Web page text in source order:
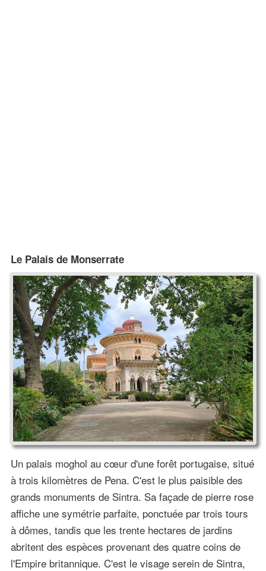
Le Palais de Monserrate
Un palais moghol au cœur d'une forêt portugaise, situé
à trois kilomètres de Pena. C'est le plus paisible des
grands monuments de Sintra. Sa façade de pierre rose
affiche une symétrie parfaite, ponctuée par trois tours
à dômes, tandis que les trente hectares de jardins
abritent des espèces provenant des quatre coins de
l'Empire britannique. C'est le visage serein de Sintra,